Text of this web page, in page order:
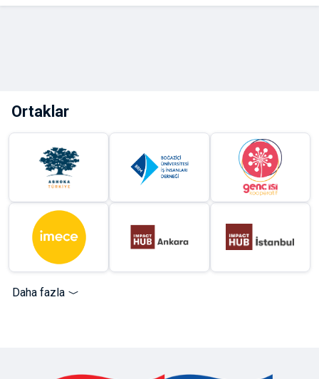
Ortaklar
Daha fazla